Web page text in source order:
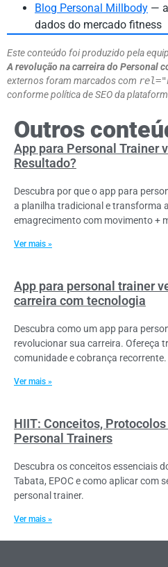
Blog Personal Millbody —
dados do mercado fitness
Este conteúdo foi produzido pela
A revolução na carreira do Personal
externos foram marcados com
conforme política de SEO da
Outros
App para Personal Trainer
Resultado?
Descubra por que o app para
a planilha tradicional e transforma
emagrecimento com movimento +
Ver mais »
App para personal trainer
carreira com tecnologia
Descubra como um app para
revolucionar sua carreira. Ofereça
comunidade e cobrança recorrente.
Ver mais »
HIIT: Conceitos,
Personal Trainers
Descubra os conceitos essenciais
Tabata, EPOC e como aplicar com
personal trainer.
Ver mais »